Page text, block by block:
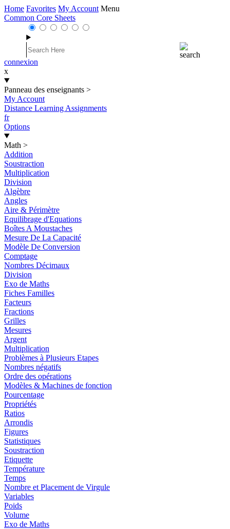
Home Favorites My Account Menu
Common Core Sheets
connexion
x
Panneau des enseignants >
My Account
Distance Learning Assignments
fr
Options
Math >
Addition
Soustraction
Multiplication
Division
Algèbre
Angles
Aire & Périmètre
Equilibrage d'Equations
Boîtes A Moustaches
Mesure De La Capacité
Modèle De Conversion
Comptage
Nombres Décimaux
Division
Exo de Maths
Fiches Familles
Facteurs
Fractions
Grilles
Mesures
Argent
Multiplication
Problèmes à Plusieurs Etapes
Nombres négatifs
Ordre des opérations
Modèles & Machines de fonction
Pourcentage
Propriétés
Ratios
Arrondis
Figures
Statistiques
Soustraction
Etiquette
Température
Temps
Nombre et Placement de Virgule
Variables
Poids
Volume
Exo de Maths